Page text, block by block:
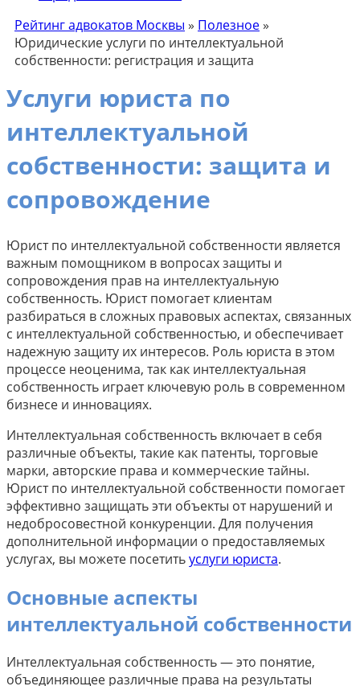
Рейтинг адвокатов Москвы » Полезное»
Юридические услуги по интеллектуальной
собственности: регистрация и защита
Услуги юриста по
интеллектуальной
собственности: защита и
сопровождение
Юрист по интеллектуальной собственности является
важным помощником в вопросах защиты и
сопровождения прав на интеллектуальную
собственность. Юрист помогает клиентам
разбираться в сложных правовых аспектах, связанных
с интеллектуальной собственностью, и обеспечивает
надежную защиту их интересов. Роль юриста в этом
процессе неоценима, так как интеллектуальная
собственность играет ключевую роль в современном
бизнесе и инновациях.
Интеллектуальная собственность включает в себя
различные объекты, такие как патенты, торговые
марки, авторские права и коммерческие тайны.
Юрист по интеллектуальной собственности помогает
эффективно защищать эти объекты от нарушений и
недобросовестной конкуренции. Для получения
дополнительной информации о предоставляемых
услугах, вы можете посетитьуслуги юриста.
Основные аспекты
интеллектуальной собственности
Интеллектуальная собственность — это понятие,
объединяющее различные права на результаты